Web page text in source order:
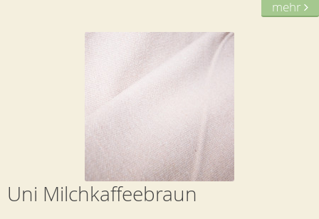
mehr
Uni Milchkaffeebraun